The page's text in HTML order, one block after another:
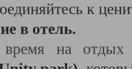
к
в отель.
время на